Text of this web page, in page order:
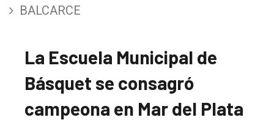
BALCARCE
La Escuela Municipal de
Básquet se consagró
campeona en Mar del Plata